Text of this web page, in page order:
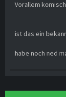
Vorallem
ist das ein
habe noch ned